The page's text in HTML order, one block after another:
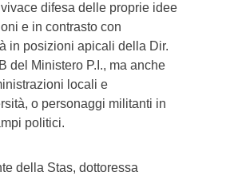
difesa delle proprie idee
e in contrasto con
in posizioni apicali della Dir.
del Ministero P.I., ma anche
locali e
o personaggi militanti in
politici.
della Stas, dottoressa